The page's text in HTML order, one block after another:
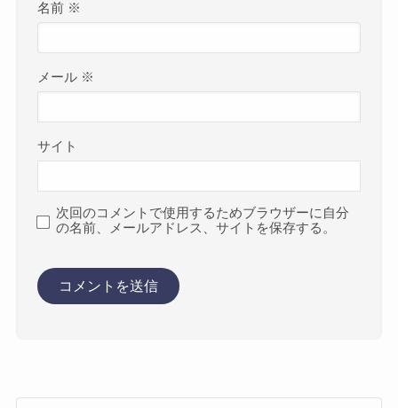
名前 ※
メール ※
サイト
次回のコメントで使用するためブラウザーに自分
の名前、メールアドレス、サイトを保存する。